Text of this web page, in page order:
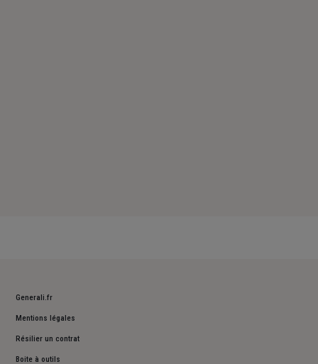
Generali.fr
Mentions légales
Résilier un contrat
Boite à outils